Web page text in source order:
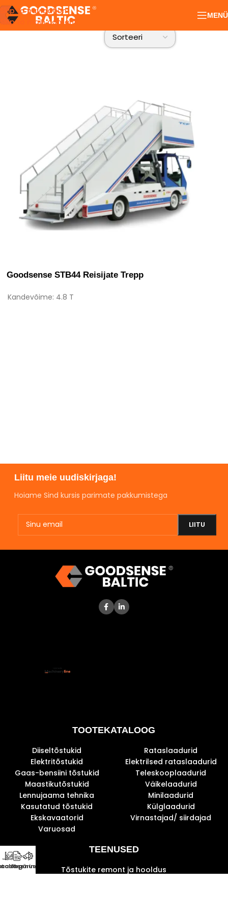
Skip to navigation
Skip to main content
Goodsense STB44 Reisijate Trepp
Kandevõime: 4.8 T
Liitu meie uudiskirjaga!
Hoiame Sind kursis parimate pakkumistega
TOOTEKATALOOG
Diiseltõstukid
Elektritõstukid
Gaas-bensiini tõstukid
Maastikutõstukid
Lennujaama tehnika
Kasutatud tõstukid
Ekskavaatorid
Varuosad
Rataslaadurid
Elektrilsed rataslaadurid
Teleskooplaadurid
Väikelaadurid
Minilaadurid
Külglaadurid
Virnastajad/ siirdajad
TEENUSED
Tõstukite remont ja hooldus
päring
Teenused